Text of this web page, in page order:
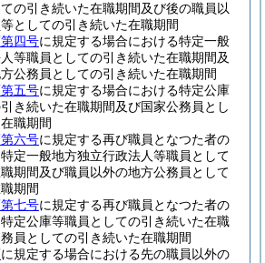
の引き続いた在職期間及び後の職員以
としての引き続いた在職期間
四号に規定する場合における特定一般
等職員としての引き続いた在職期間及
公務員としての引き続いた在職期間
五号に規定する場合における特定公庫
き続いた在職期間及び国家公務員とし
職期間
六号に規定する再び職員となつた者の
定一般地方独立行政法人等職員として
期間及び職員以外の地方公務員として
期間
七号に規定する再び職員となつた者の
定公庫等職員としての引き続いた在職
員としての引き続いた在職期間
に規定する場合における先の職員以外の